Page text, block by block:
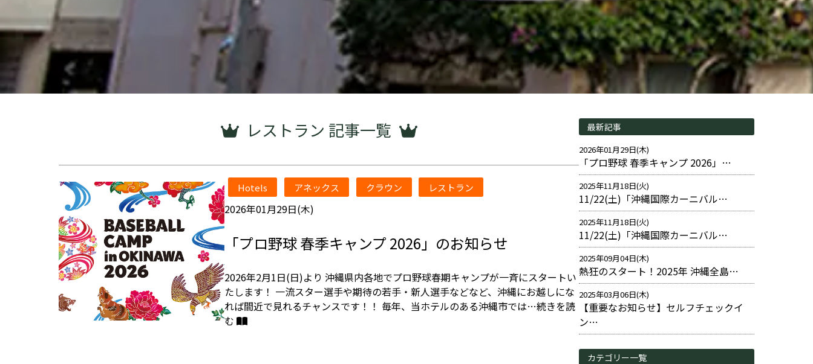
レストラン 記事一覧
Hotels アネックス クラウン レストラン
2026年01月29日(木)
「プロ野球 春季キャンプ 2026」のお知らせ
2026年2月1日(日)より 沖縄県内各地でプロ野球春期キャンプが一斉にスタートい
たします！ 一流スター選手や期待の若手・新人選手などなど、沖縄にお越しにな
れば間近で見れるチャンスです！！ 毎年、当ホテルのある沖縄市では…続きを読
む
最新記事
2026年01月29日(木)
「プロ野球 春季キャンプ 2026」…
2025年11月18日(火)
11/22(土)「沖縄国際カーニバル…
2025年11月18日(火)
11/22(土)「沖縄国際カーニバル…
2025年09月04日(木)
熱狂のスタート！2025年 沖縄全島…
2025年03月06日(木)
【重要なお知らせ】セルフチェックイ
ン…
カテゴリー一覧